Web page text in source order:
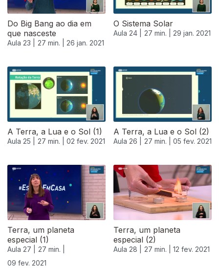
Do Big Bang ao dia em
que nasceste
Aula 23 | 27 min. | 26 jan. 2021
O Sistema Solar
Aula 24 | 27 min. | 29 jan. 2021
A Terra, a Lua e o Sol (1)
Aula 25 | 27 min. | 02 fev. 2021
A Terra, a Lua e o Sol (2)
Aula 26 | 27 min. | 05 fev. 2021
Terra, um planeta
especial (1)
Aula 27 |
27 min. |
09 fev. 2021
Terra, um planeta
especial (2)
Aula 28 | 27 min. | 12 fev. 2021